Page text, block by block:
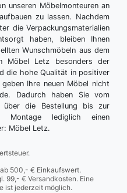
unseren Möbelmonteuren an
zu lassen. Nachdem
die Verpackungsmaterialien
haben, bleiben Ihnen
Wunschmöbeln aus dem
Möbel Letz besonders der
die hohe Qualität in positiver
geben Ihre neuen Möbel nicht
Dadurch haben Sie vom
über die Bestellung bis zur
Montage lediglich einen
Möbel Letz.
500,- € Einkaufswert.
99,- € Versandkosten. Eine
ist jederzeit möglich.